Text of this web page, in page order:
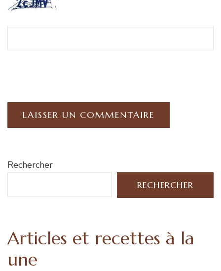
Rechercher
RECHERCHER
Articles et recettes à la
une